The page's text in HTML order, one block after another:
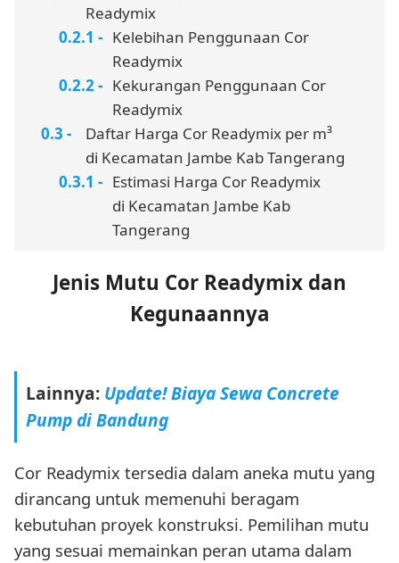
Readymix
Kelebihan Penggunaan Cor
Readymix
Kekurangan Penggunaan Cor
Readymix
Daftar Harga Cor Readymix per m³
di Kecamatan Jambe Kab Tangerang
Estimasi Harga Cor Readymix
di Kecamatan Jambe Kab
Tangerang
Jenis Mutu Cor Readymix dan
Kegunaannya
Lainnya: Update! Biaya Sewa Concrete
Pump di Bandung
Cor Readymix tersedia dalam aneka mutu yang
dirancang untuk memenuhi beragam
kebutuhan proyek konstruksi. Pemilihan mutu
yang sesuai memainkan peran utama dalam